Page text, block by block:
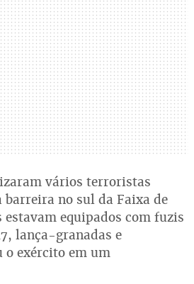
vários terroristas
no sul da Faixa de
estavam equipados com fuzis
lança-granadas e
o exército em um